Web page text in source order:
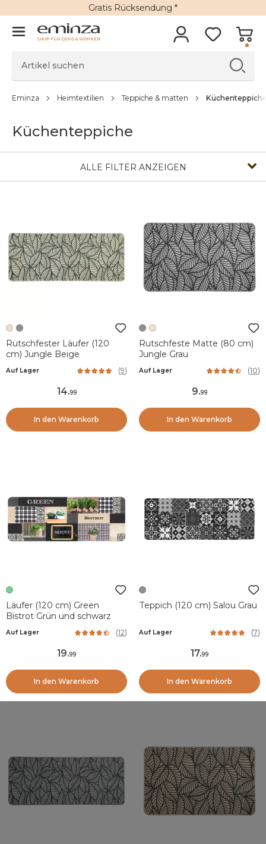
Gratis Rücksendung *
SHOP FÜR DEKO & WOHNEN
Eminza Heimtextilien Teppiche & matten
Küchenteppiche
ALLE FILTER ANZEIGEN
Rutschfester Läufer (120
cm) Jungle Beige
Auf Lager (9)
14.99
In den Warenkorb
Rutschfeste Matte (80 cm)
Jungle Grau
Auf Lager (10)
9.99
In den Warenkorb
Läufer (120 cm) Green
Bistrot Grün und schwarz
Auf Lager (12)
19.99
In den Warenkorb
Teppich (120 cm) Salou Grau
Auf Lager (7)
17.99
In den Warenkorb